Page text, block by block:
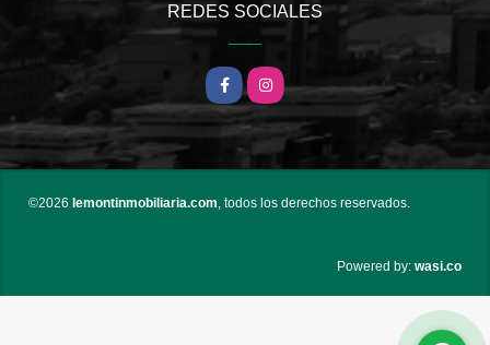
REDES SOCIALES
Facebook
Instagram
©2026 lemontinmobiliaria.com , todos los derechos reservados.
Powered by: wasi.co